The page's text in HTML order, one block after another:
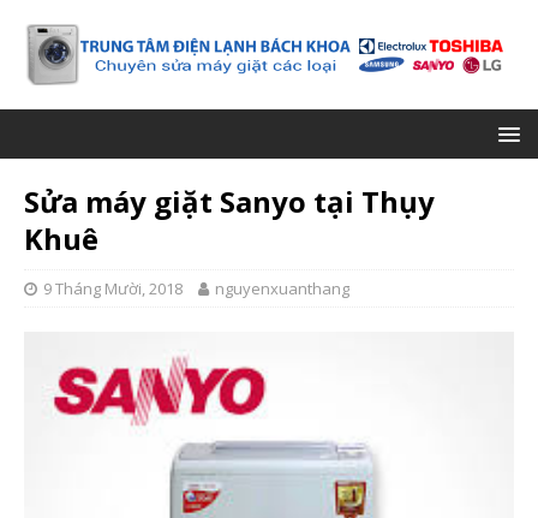
Sửa máy giặt Sanyo tại Thụy
Khuê
9 Tháng Mười, 2018 nguyenxuanthang